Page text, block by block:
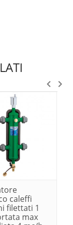
caleffi
filettati 1
max